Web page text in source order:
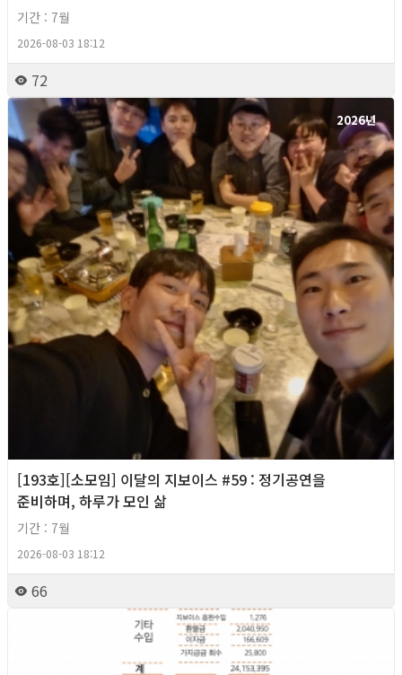
기간 : 7월
2026-08-03 18:12
72
2026년
[193호][소모임] 이달의 지보이스 #59 : 정기공연을
준비하며, 하루가 모인 삶
기간 : 7월
2026-08-03 18:12
66